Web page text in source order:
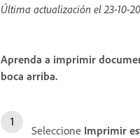
Última actualización el23-10-
Aprenda a imprimir
boca arriba.
Seleccione Imprimir